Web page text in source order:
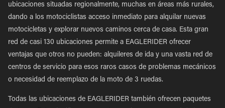
ubicaciones situadas regionalmente, muchas en áreas más rurales,
dando a los motociclistas acceso inmediato para alquilar nuevas
motocicletas y explorar nuevos caminos cerca de casa. Esta gran
red de casi 130 ubicaciones permite a EAGLERIDER ofrecer
ventajas que otros no pueden: alquileres de ida y una vasta red de
centros de servicio para esos raros casos de problemas mecánicos
o necesidad de reemplazo de la moto de 3 ruedas.
Todas las ubicaciones de EAGLERIDER también ofrecen paquetes